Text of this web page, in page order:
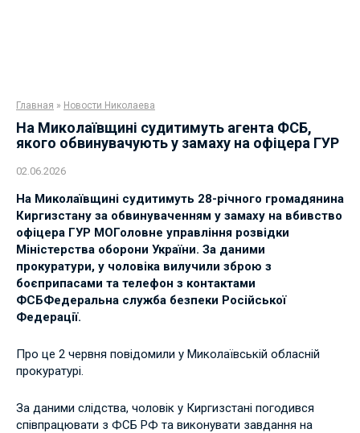
Главная » Новости Николаева
На Миколаївщині судитимуть агента ФСБ,
якого обвинувачують у замаху на офіцера ГУР
02.06.2026
На Миколаївщині судитимуть 28-річного громадянина
Киргизстану за обвинуваченням у замаху на вбивство
офіцера ГУР МОГоловне управління розвідки
Міністерства оборони України. За даними
прокуратури, у чоловіка вилучили зброю з
боєприпасами та телефон з контактами
ФСБФедеральна служба безпеки Російської
Федерації.
Про це 2 червня повідомили у Миколаївській обласній
прокуратурі.
За даними слідства, чоловік у Киргизстані погодився
співпрацювати з ФСБ РФ та виконувати завдання на